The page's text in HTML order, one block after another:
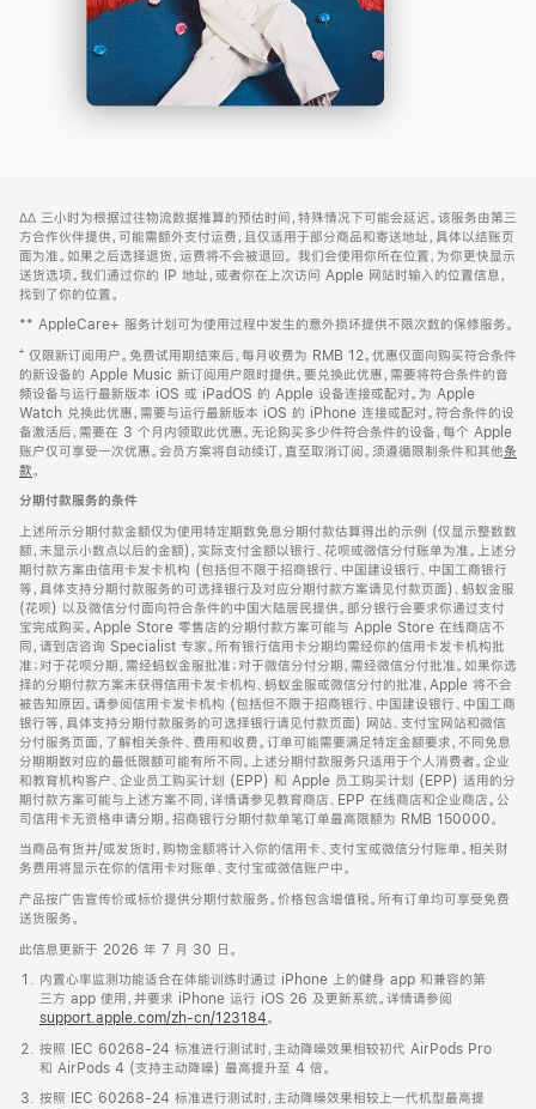
页
页
脚
注
∆∆ 三小时为根据过往物流数据推算的预估时间，特殊情况下可能会延迟。该服务由第三
方合作伙伴提供，可能需额外支付运费，且仅适用于部分商品和寄送地址，具体以结账页
面为准。如果之后选择退货，运费将不会被退回。 我们会使用你所在位置，为你更快显示
送货选项。我们通过你的 IP 地址，或者你在上次访问 Apple 网站时输入的位置信息，
找到了你的位置。
** AppleCare+ 服务计划可为使用过程中发生的意外损坏提供不限次数的保修服务。
⁺ 仅限新订阅用户。免费试用期结束后，每月收费为 RMB 12。优惠仅面向购买符合条件
的新设备的 Apple Music 新订阅用户限时提供。要兑换此优惠，需要将符合条件的音
频设备与运行最新版本 iOS 或 iPadOS 的 Apple 设备连接或配对。为 Apple
Watch 兑换此优惠，需要与运行最新版本 iOS 的 iPhone 连接或配对。符合条件的设
备激活后，需要在 3 个月内领取此优惠。无论购买多少件符合条件的设备，每个 Apple
账户仅可享受一次优惠。会员方案将自动续订，直至取消订阅。须遵循限制条件和其他条
款。
窗
口
中
打
开)
分期付款服务的条件
上述所示分期付款金额仅为使用特定期数免息分期付款估算得出的示例 (仅显示整数数
额，未显示小数点以后的金额)，实际支付金额以银行、花呗或微信分付账单为准。上述分
期付款方案由信用卡发卡机构 (包括但不限于招商银行、中国建设银行、中国工商银行
等，具体支持分期付款服务的可选择银行及对应分期付款方案请见付款页面)、蚂蚁金服
(花呗) 以及微信分付面向符合条件的中国大陆居民提供。部分银行会要求你通过支付
宝完成购买。Apple Store 零售店的分期付款方案可能与 Apple Store 在线商店不
同，请到店咨询 Specialist 专家。所有银行信用卡分期均需经你的信用卡发卡机构批
准；对于花呗分期，需经蚂蚁金服批准；对于微信分付分期，需经微信分付批准。如果你选
择的分期付款方案未获得信用卡发卡机构、蚂蚁金服或微信分付的批准，Apple 将不会
被告知原因。请参阅信用卡发卡机构 (包括但不限于招商银行、中国建设银行、中国工商
银行等，具体支持分期付款服务的可选择银行请见付款页面) 网站、支付宝网站和微信
分付服务页面，了解相关条件、费用和收费。订单可能需要满足特定金额要求，不同免息
分期期数对应的最低限额可能有所不同。上述分期付款服务只适用于个人消费者。企业
和教育机构客户、企业员工购买计划 (EPP) 和 Apple 员工购买计划 (EPP) 适用的分
期付款方案可能与上述方案不同，详情请参见教育商店、EPP 在线商店和企业商店。公
司信用卡无资格申请分期。招商银行分期付款单笔订单最高限额为 RMB 150000。
当商品有货并/或发货时，购物金额将计入你的信用卡、支付宝或微信分付账单。相关财
务费用将显示在你的信用卡对账单、支付宝或微信账户中。
产品按广告宣传价或标价提供分期付款服务。价格包含增值税。所有订单均可享受免费
送货服务。
此信息更新于 2026 年 7 月 30 日。
内置心率监测功能适合在体能训练时通过 iPhone 上的健身 app 和兼容的第
三方 app 使用，并要求 iPhone 运行 iOS 26 及更新系统。详情请参阅
support.apple.com/zh-cn/123184。
按照 IEC 60268-24 标准进行测试时，主动降噪效果相较初代 AirPods Pro
和 AirPods 4 (支持主动降噪) 最高提升至 4 倍。
按照 IEC 60268-24 标准进行测试时，主动降噪效果相较上一代机型最高提